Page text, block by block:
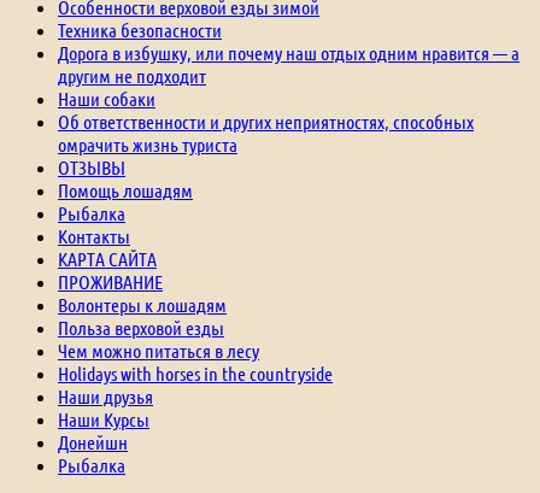
Особенности верховой езды зимой
Техника безопасности
Дорога в избушку, или почему наш отдых одним нравится — а
другим не подходит
Наши собаки
Об ответственности и других неприятностях, способных
омрачить жизнь туриста
ОТЗЫВЫ
Помощь лошадям
Рыбалка
Контакты
КАРТА САЙТА
ПРОЖИВАНИЕ
Волонтеры к лошадям
Польза верховой езды
Чем можно питаться в лесу
Holidays with horses in the countryside
Наши друзья
Наши Курсы
Донейшн
Рыбалка